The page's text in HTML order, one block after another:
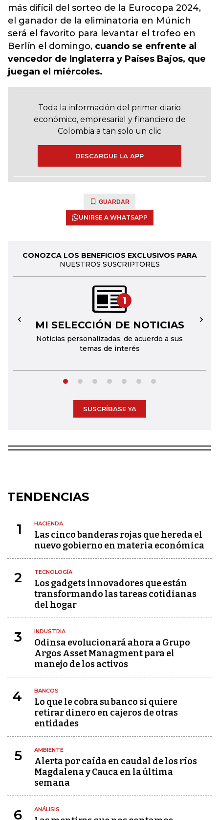
más difícil del sorteo de la Eurocopa 2024,
el ganador de la eliminatoria en Múnich
será el favorito para levantar el trofeo en
Berlín el domingo, cuando se enfrente al
vencedor de Inglaterra y Países Bajos, que
juegan el miércoles.
Toda la información del primer diario
económico, empresarial y financiero de
Colombia a tan solo un clic
DESCARGUE LA APP
GUARDAR
UNIRSE A WHATSAPP
CONOZCA LOS BENEFICIOS EXCLUSIVOS PARA
NUESTROS SUSCRIPTORES
1
MI SELECCIÓN DE NOTICIAS
Noticias personalizadas, de acuerdo a sus
temas de interés
← →
SUSCRÍBASE YA
TENDENCIAS
1 HACIENDA
Las cinco banderas rojas que hereda el
nuevo gobierno en materia económica
2 TECNOLOGÍA
Los gadgets innovadores que están
transformando las tareas cotidianas
del hogar
3 INDUSTRIA
Odinsa evolucionará ahora a Grupo
Argos Asset Managment para el
manejo de los activos
4 BANCOS
Lo que le cobra su banco si quiere
retirar dinero en cajeros de otras
entidades
5 AMBIENTE
Alerta por caída en caudal de los ríos
Magdalena y Cauca en la última
semana
6 ANÁLISIS